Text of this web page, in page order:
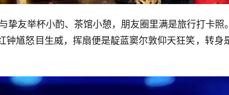
挚友举杯小酌、茶馆小憩，朋友圈里满是旅行打卡
馗怒目生威，挥扇便是靛蓝窦尔敦仰天狂笑，转